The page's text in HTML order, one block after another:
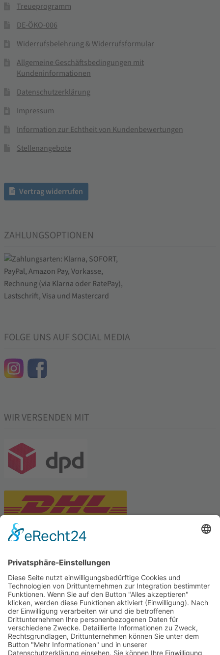
Treueprogramm
DE-ÖKO-006
Widerrufsbelehrung & Widerrufsformular
Allgemeine Geschäftsbedingungen mit
Kundeninformationen
Datenschutzerklärung
Impressum
Information zur Echtheit von Kundenbewertungen
Stellenangebote
Vertrag widerrufen
ZAHLUNGSOPTIONEN
FOLGE UNS AUF SOCIAL MEDIA
WIR VERSENDEN MIT
Tekal – Textile Lebensqualität
Exklusive moderne & Orientteppiche
Feuerwerk XXL
Pyrotechnik online bestellen